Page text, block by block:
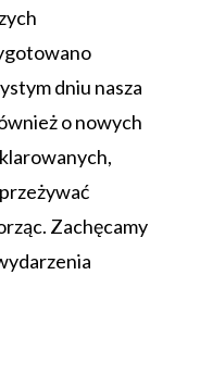
dniu nasza
o nowych
Zachęcamy